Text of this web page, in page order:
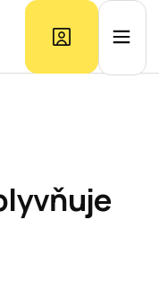
kancelárií
trhu